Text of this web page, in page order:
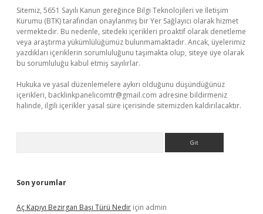
Sitemiz, 5651 Sayılı Kanun gereğince Bilgi Teknolojileri ve İletişim
Kurumu (BTK) tarafından onaylanmış bir Yer Sağlayıcı olarak hizmet
vermektedir. Bu nedenle, sitedeki içerikleri proaktif olarak denetleme
veya araştırma yükümlülüğümüz bulunmamaktadır. Ancak, üyelerimiz
yazdıkları içeriklerin sorumluluğunu taşımakta olup, siteye üye olarak
bu sorumluluğu kabul etmiş sayılırlar.
Hukuka ve yasal düzenlemelere aykırı olduğunu düşündüğünüz
içerikleri, backlinkpanelicomtr@gmail.com adresine bildirmeniz
halinde, ilgili içerikler yasal süre içerisinde sitemizden kaldırılacaktır.
Son yorumlar
Aç Kapıyı Bezirgan Başı Türü Nedir için admin